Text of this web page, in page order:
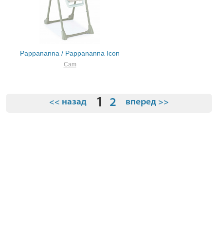
Pappananna / Pappananna Icon
Cam
<< назад 1 2 вперед >>